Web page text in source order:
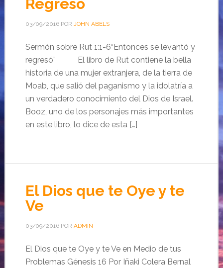
Regresó
03/09/2016POR JOHN ABELS
Sermón sobre Rut 1:1-6“Entonces se levantó y
regresó” El libro de Rut contiene la bella
historia de una mujer extranjera, de la tierra de
Moab, que salió del paganismo y la idolatría a
un verdadero conocimiento del Dios de Israel.
Booz, uno de los personajes más importantes
en este libro, lo dice de esta […]
El Dios que te Oye y te
Ve
03/09/2016POR ADMIN
El Dios que te Oye y te Ve en Medio de tus
Problemas Génesis 16 Por Iñaki Colera Bernal